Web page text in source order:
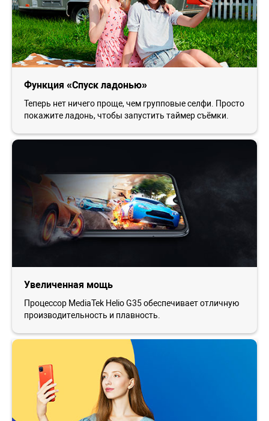
Функция «Спуск ладонью»
Теперь нет ничего проще, чем групповые селфи. Просто
покажите ладонь, чтобы запустить таймер съёмки.
Увеличенная мощь
Процессор MediaTek Helio G35 обеспечивает отличную
производительность и плавность.